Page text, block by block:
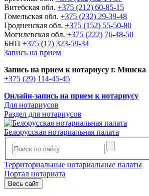
Витебская обл. +375 (212) 60-85-15
Гомельская обл. +375 (232) 29-39-48
Гродненская обл. +375 (152) 55-50-80
Могилевская обл. +375 (222) 76-48-50
БНП +375 (17) 323-59-34
Запись на прием
Запись на прием к нотариусу г. Минска
+375 (29) 114-45-45
Онлайн-запись на прием к нотариусу
Для нотариусов
Раздел для нотариусов
Белорусская нотариальная палата
Территориальные нотариальные палаты
Портал нотариата
Весь сайт